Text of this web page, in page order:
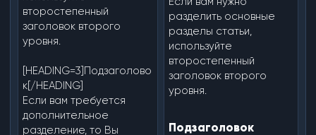
второстепенный
заголовок второго
уровня.
[HEADING=3]Подзаголово
к[/HEADING]
Если вам требуется
дополнительное
разделение, то Вы
разделить основные
разделы статьи,
используйте
второстепенный
заголовок второго
уровня.
Подзаголовок​